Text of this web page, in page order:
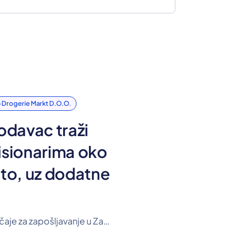
Markt D.o.o.
traži
oko
uz dodatne
dm je objavio nove natječaje za zapošljavanje u Zagrebu, Puli, Samoboru, Varaždinu, Čakovcu i Koprivnici. Traže se osobe za pozicije komisionara, farmaceutskog tehničara te referenta u Odjelu razvoja ljudskih resursa, a u oglasima su objavljene i plaće.